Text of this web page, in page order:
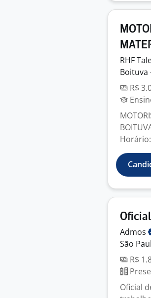
RHF
Boituva
R$
Admos
São
R$
Oficial